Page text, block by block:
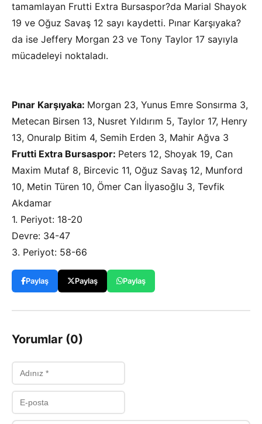
tamamlayan Frutti Extra Bursaspor?da Marial Shayok
19 ve Oğuz Savaş 12 sayı kaydetti. Pınar Karşıyaka?
da ise Jeffery Morgan 23 ve Tony Taylor 17 sayıyla
mücadeleyi noktaladı.
Pınar Karşıyaka: Morgan 23, Yunus Emre Sonsırma 3,
Metecan Birsen 13, Nusret Yıldırım 5, Taylor 17, Henry
13, Onuralp Bitim 4, Semih Erden 3, Mahir Ağva 3
Frutti Extra Bursaspor: Peters 12, Shoyak 19, Can
Maxim Mutaf 8, Bircevic 11, Oğuz Savaş 12, Munford
10, Metin Türen 10, Ömer Can İlyasoğlu 3, Tevfik
Akdamar
1. Periyot: 18-20
Devre: 34-47
3. Periyot: 58-66
Paylaş Paylaş Paylaş
Yorumlar (0)